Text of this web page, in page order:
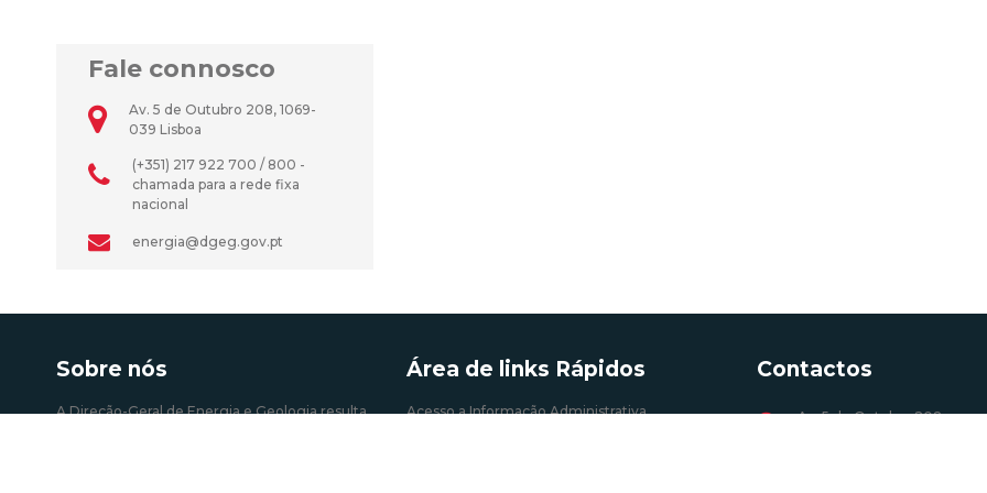
Fale connosco
Av. 5 de Outubro 208, 1069-
039 Lisboa
(+351) 217 922 700 / 800 -
chamada para a rede fixa
nacional
energia@dgeg.gov.pt
Sobre nós
A Direção-Geral de Energia e Geologia resulta
Área de links Rápidos
Acesso a Informação Administrativa
Contactos
Av. 5 de Outubro 208,